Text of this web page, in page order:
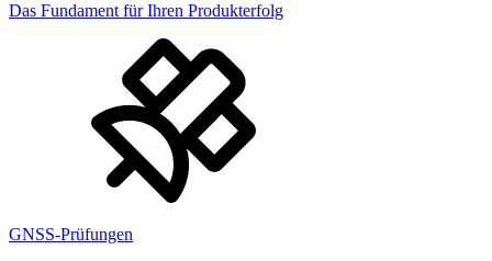
Das Fundament für Ihren Produkterfolg
GNSS-Prüfungen